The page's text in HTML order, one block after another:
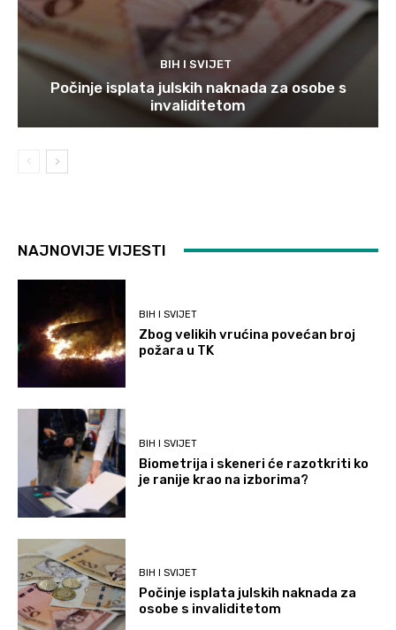
BIH I SVIJET
Počinje isplata julskih naknada za osobe s
invaliditetom
NAJNOVIJE VIJESTI
BIH I SVIJET
Zbog velikih vrućina povećan broj
požara u TK
BIH I SVIJET
Biometrija i skeneri će razotkriti ko
je ranije krao na izborima?
BIH I SVIJET
Počinje isplata julskih naknada za
osobe s invaliditetom